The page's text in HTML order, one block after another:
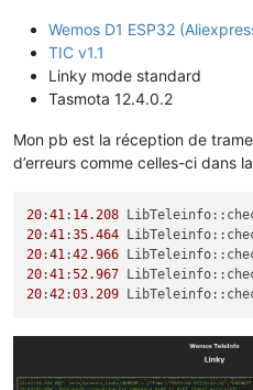
Wemos D1 ESP32
TIC v1.1
Linky mode standard
Tasmota 12.4.0.2
Mon pb est la réception de
d’erreurs comme celles-ci dans
20:41: 14.208
20:41:35.464
20:41:42.966
20:41:52.967
20:42:03.209